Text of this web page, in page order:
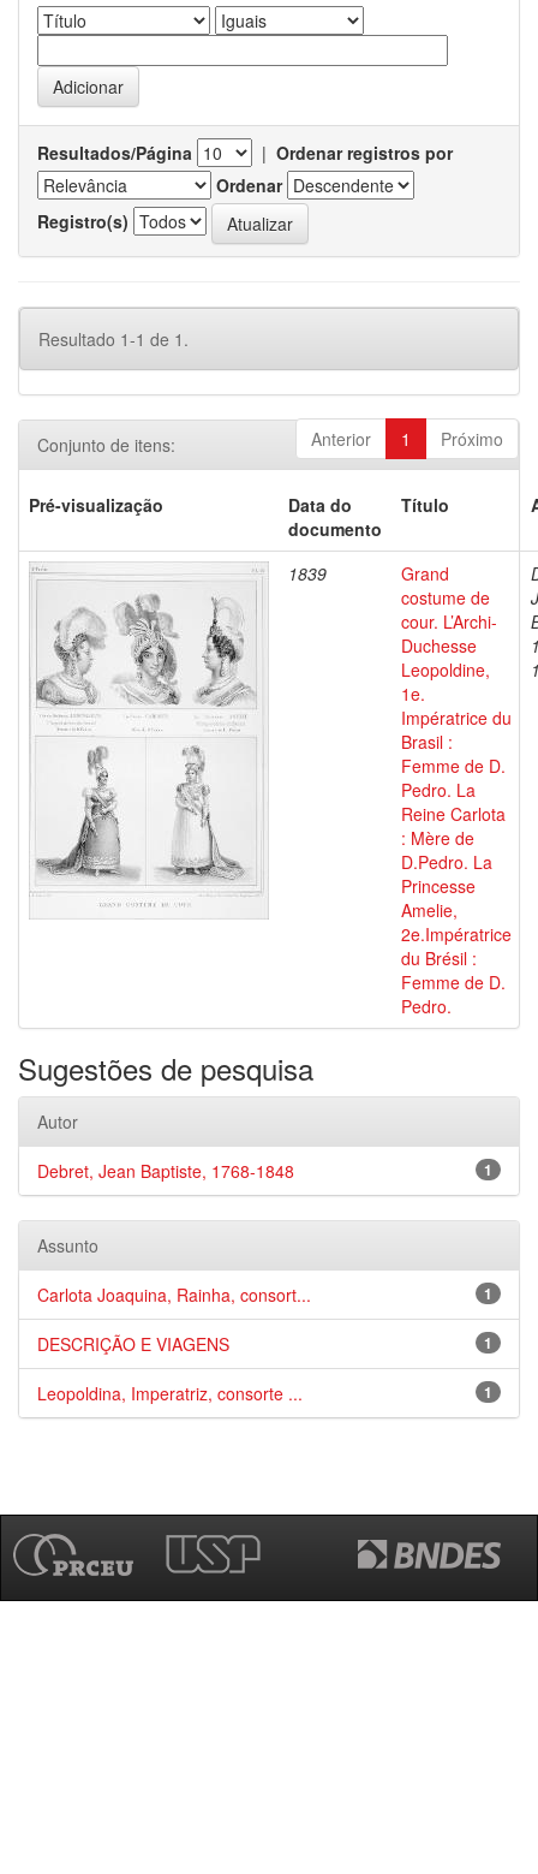
Resultados/Página | Ordenar registros por
Ordenar
Registro(s)
Resultado 1-1 de 1.
Anterior 1 Próximo
Conjunto de itens:
Pré-visualização
Data do
documento
Título
1839
Grand
costume de
cour. L’Archi-
Duchesse
Leopoldine,
1e.
Impératrice du
Brasil :
Femme de D.
Pedro. La
Reine Carlota
: Mère de
D.Pedro. La
Princesse
Amelie,
2e.Impératrice
du Brésil :
Femme de D.
Pedro.
Sugestões de pesquisa
Autor
1
Debret, Jean Baptiste, 1768-1848
Assunto
1
Carlota Joaquina, Rainha, consort...
1
DESCRIÇÃO E VIAGENS
1
Leopoldina, Imperatriz, consorte ...